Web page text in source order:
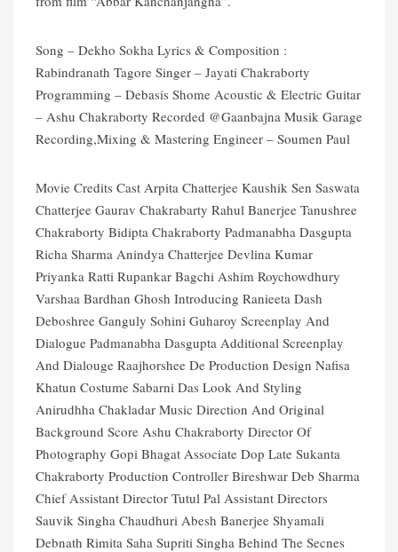
Song – Dekho Sokha Lyrics & Composition :
Rabindranath Tagore Singer – Jayati Chakraborty
Programming – Debasis Shome Acoustic & Electric Guitar
– Ashu Chakraborty Recorded @Gaanbajna Musik Garage
Recording,Mixing & Mastering Engineer – Soumen Paul
Movie Credits Cast Arpita Chatterjee Kaushik Sen Saswata
Chatterjee Gaurav Chakrabarty Rahul Banerjee Tanushree
Chakraborty Bidipta Chakraborty Padmanabha Dasgupta
Richa Sharma Anindya Chatterjee Devlina Kumar
Priyanka Ratti Rupankar Bagchi Ashim Roychowdhury
Varshaa Bardhan Ghosh Introducing Ranieeta Dash
Deboshree Ganguly Sohini Guharoy Screenplay And
Dialogue Padmanabha Dasgupta Additional Screenplay
And Dialouge Raajhorshee De Production Design Nafisa
Khatun Costume Sabarni Das Look And Styling
Anirudhha Chakladar Music Direction And Original
Background Score Ashu Chakraborty Director Of
Photography Gopi Bhagat Associate Dop Late Sukanta
Chakraborty Production Controller Bireshwar Deb Sharma
Chief Assistant Director Tutul Pal Assistant Directors
Sauvik Singha Chaudhuri Abesh Banerjee Shyamali
Debnath Rimita Saha Supriti Singha Behind The Secnes